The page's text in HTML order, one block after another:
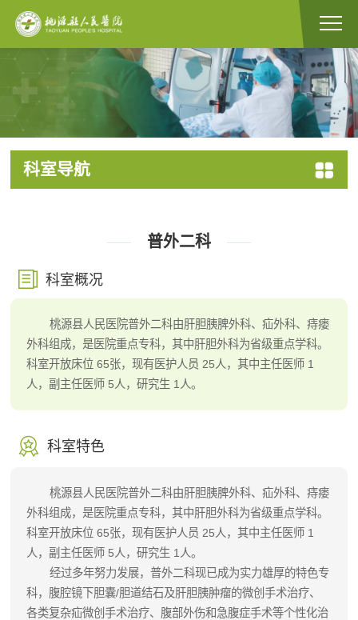
科室导航
普外二科
科室概况
桃源县人民医院普外二科由肝胆胰脾外科、疝外科、痔瘘
外科组成，是医院重点专科，其中肝胆外科为省级重点学科。
科室开放床位 65张，现有医护人员 25人，其中主任医师 1
人，副主任医师 5人，研究生 1人。
科室特色
桃源县人民医院普外二科由肝胆胰脾外科、疝外科、痔瘘
外科组成，是医院重点专科，其中肝胆外科为省级重点学科。
科室开放床位 65张，现有医护人员 25人，其中主任医师 1
人，副主任医师 5人，研究生 1人。
经过多年努力发展，普外二科现已成为实力雄厚的特色专
科，腹腔镜下胆囊/胆道结石及肝胆胰肿瘤的微创手术治疗、
各类复杂疝微创手术治疗、腹部外伤和急腹症手术等个性化治